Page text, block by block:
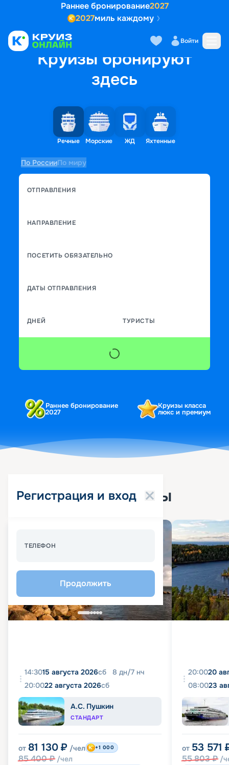
Раннее бронирование2027
2027миль каждому
Войти
Круизы бронируют
здесь
Речные Морские ЖД Яхтенные
По РоссииПо миру
ОТПРАВЛЕНИЯ
НАПРАВЛЕНИЕ
ПОСЕТИТЬ ОБЯЗАТЕЛЬНО
ДАТЫ ОТПРАВЛЕНИЯ
ДНЕЙ ТУРИСТЫ
Раннее бронирование
2027
Круизы класса
люкс и премиум
Регистрация и вход
ТЕЛЕФОН
Продолжить
Популярные круизы
14:3015 августа 2026сб 8 дн/7 нч
20:0022 августа 2026сб
А.С. Пушкин
СТАНДАРТ
от 81 130 ₽ /чел
85 400₽ /чел
+1 000
20:0020
08:0023
от 53 571
55 803₽ /